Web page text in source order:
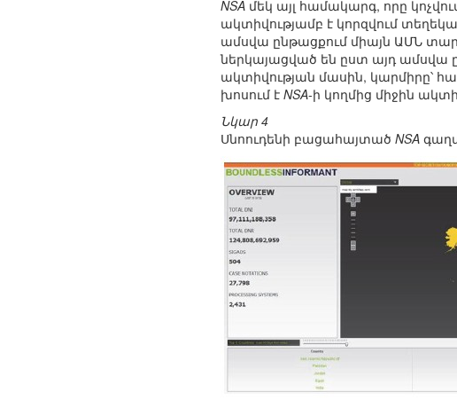
NSA մեկ այլ համակարգ, որը
ակտիվությամբ է կորզվում
ամսվա ընթացքում միայն ԱՄՆ
ներկայացված են ըստ այդ ամսվա
ակտիվության մասին, կարմիրը՝
խոսում է NSA-ի կողմից միջին
Նկար 4
Սնոուդենի բացահայտած NSA